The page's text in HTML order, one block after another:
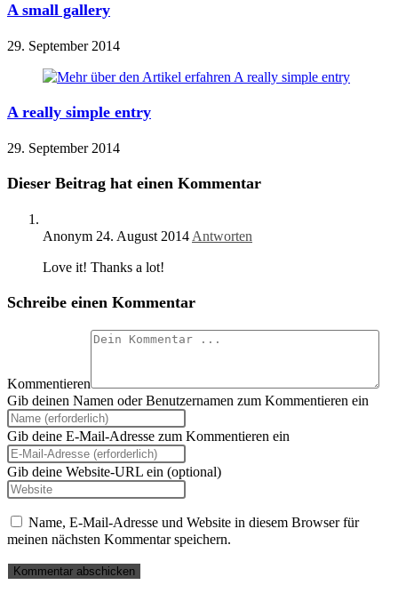
A small gallery
29. September 2014
A really simple entry
29. September 2014
Dieser Beitrag hat einen Kommentar
Anonym 24. August 2014 Antworten
Love it! Thanks a lot!
Schreibe einen Kommentar
Kommentieren
Gib deinen Namen oder Benutzernamen zum Kommentieren ein
Gib deine E-Mail-Adresse zum Kommentieren ein
Gib deine Website-URL ein (optional)
Name, E-Mail-Adresse und Website in diesem Browser für
meinen nächsten Kommentar speichern.